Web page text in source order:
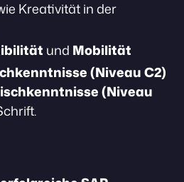
Kreativität in der
und Mobilität
(Niveau C2)
(Niveau